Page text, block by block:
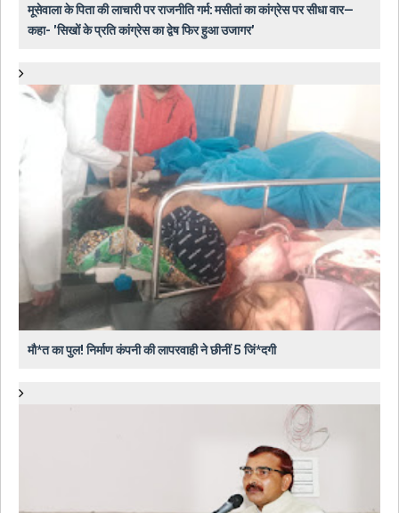
मूसेवाला के पिता की लाचारी पर राजनीति गर्म: मसीतां का कांग्रेस पर सीधा वार—
कहा- 'सिखों के प्रति कांग्रेस का द्वेष फिर हुआ उजागर'
मौ*त का पुल! निर्माण कंपनी की लापरवाही ने छीनीं 5 जिं*दगी